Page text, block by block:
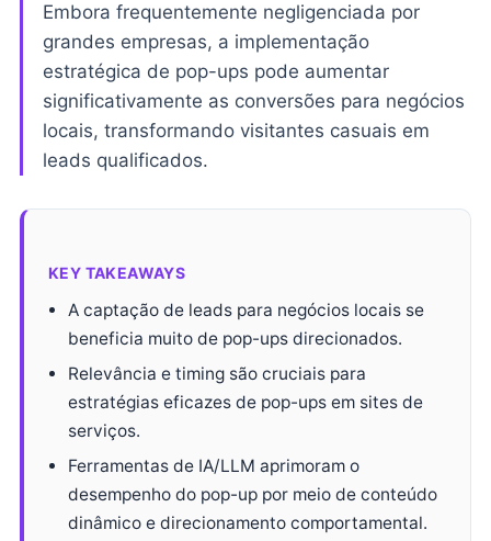
Embora frequentemente negligenciada por
grandes empresas, a implementação
estratégica de pop-ups pode aumentar
significativamente as conversões para negócios
locais, transformando visitantes casuais em
leads qualificados.
KEY TAKEAWAYS
A captação de leads para negócios locais se
beneficia muito de pop-ups direcionados.
Relevância e timing são cruciais para
estratégias eficazes de pop-ups em sites de
serviços.
Ferramentas de IA/LLM aprimoram o
desempenho do pop-up por meio de conteúdo
dinâmico e direcionamento comportamental.